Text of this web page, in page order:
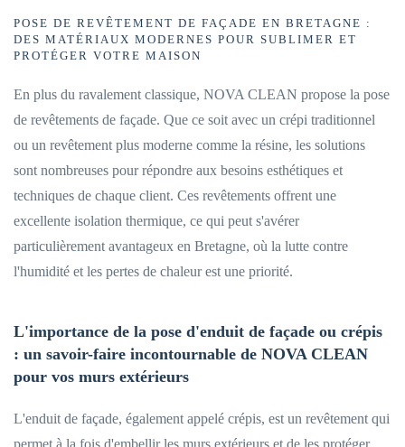
POSE DE REVÊTEMENT DE FAÇADE EN BRETAGNE :
DES MATÉRIAUX MODERNES POUR SUBLIMER ET
PROTÉGER VOTRE MAISON
En plus du ravalement classique, NOVA CLEAN propose la pose
de revêtements de façade. Que ce soit avec un crépi traditionnel
ou un revêtement plus moderne comme la résine, les solutions
sont nombreuses pour répondre aux besoins esthétiques et
techniques de chaque client. Ces revêtements offrent une
excellente isolation thermique, ce qui peut s'avérer
particulièrement avantageux en Bretagne, où la lutte contre
l'humidité et les pertes de chaleur est une priorité.
L'importance de la pose d'enduit de façade ou crépis
: un savoir-faire incontournable de NOVA CLEAN
pour vos murs extérieurs
L'enduit de façade, également appelé crépis, est un revêtement qui